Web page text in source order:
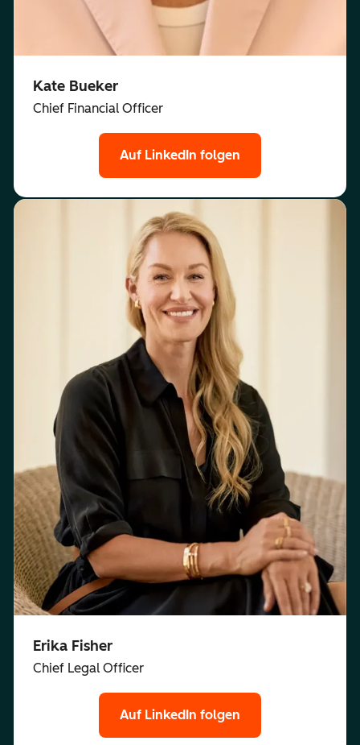
Kate Bueker
Chief Financial Officer
Auf LinkedIn folgen
Erika Fisher
Chief Legal Officer
Auf LinkedIn folgen